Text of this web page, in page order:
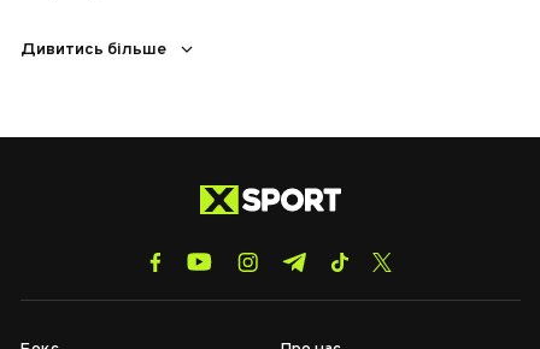
Флоріан Віртц — німецький футболіст, народжений 15
травня 2003 року в Кельні. Розпочав кар'єру в "Фортуні"
коли він підписав контракт з "Байером". Віртц швидко став
технікою та ігровим інтелектом. Він один з наймолодших
дебютантів Бундесліги, привернув увагу тренерів збірної
Його кар'єра обіцяє бути успішною, і багато експертів
Дивитись більше